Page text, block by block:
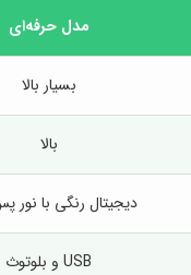
مدل حرفه‌ای
بسیار بالا
بالا
دیجیتال رنگی با نور
USB و بلوتوث